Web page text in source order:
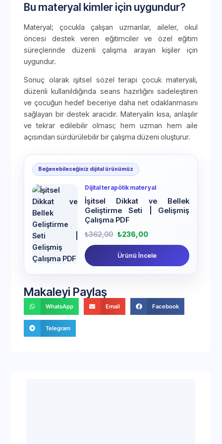
Bu materyal kimler için uygundur?
Materyal; çocukla çalışan uzmanlar, aileler, okul
öncesi destek veren eğitimciler ve özel eğitim
süreçlerinde düzenli çalışma arayan kişiler için
uygundur.
Sonuç olarak işitsel sözel terapi çocuk materyali,
düzenli kullanıldığında seans hazırlığını sadeleştiren
ve çocuğun hedef beceriye daha net odaklanmasını
sağlayan bir destek aracıdır. Materyalin kısa, anlaşılır
ve tekrar edilebilir olması; hem uzman hem aile
açısından sürdürülebilir bir çalışma düzeni oluşturur.
Beğenebileceğiniz dijital ürünümüz
Dijital terapötik materyal
İşitsel Dikkat ve Bellek
Geliştirme Seti | Gelişmiş
Çalışma PDF
₺362,00 ₺236,00
Ürünü İncele
Makaleyi Paylaş
WhatsApp Email Facebook
Telegram